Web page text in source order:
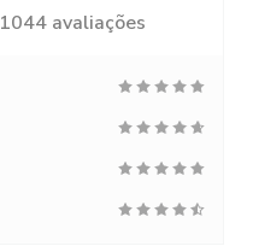
1044 avaliações